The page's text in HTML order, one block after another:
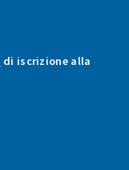
di iscrizione alla